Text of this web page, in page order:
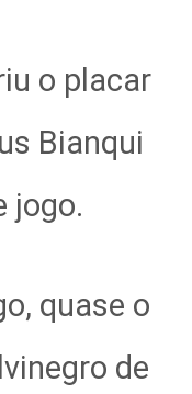
o placar
Bianqui
jogo.
quase o
de